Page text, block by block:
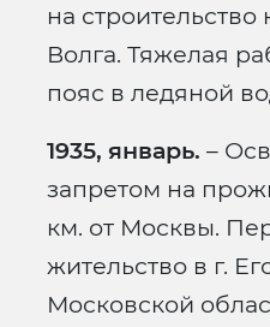
на
Волга. Тяжелая
пояс в ледяной
1935, январь. –
запретом на
км. от Москвы.
жительство в г.
Московской